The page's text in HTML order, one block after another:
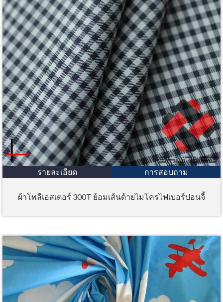
รายละเอียด การสอบถาม
ผ้าโพลีเอสเตอร์ 300T ย้อมเส้นด้ายไมโครไฟเบอร์ปอนจี้